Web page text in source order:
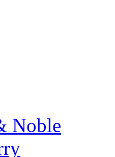
Noble